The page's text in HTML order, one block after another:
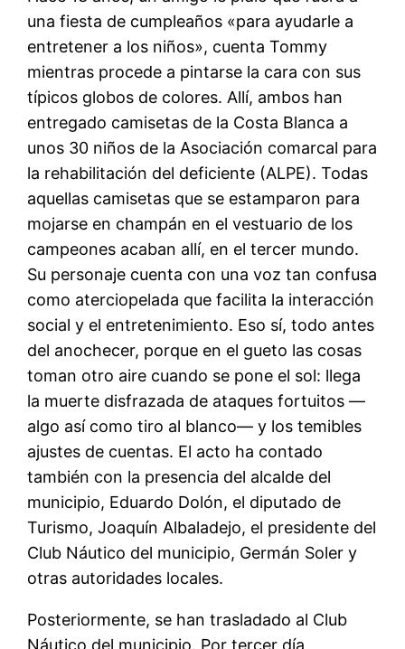
una fiesta de cumpleaños «para ayudarle a
entretener a los niños», cuenta Tommy
mientras procede a pintarse la cara con sus
típicos globos de colores. Allí, ambos han
entregado camisetas de la Costa Blanca a
unos 30 niños de la Asociación comarcal para
la rehabilitación del deficiente (ALPE). Todas
aquellas camisetas que se estamparon para
mojarse en champán en el vestuario de los
campeones acaban allí, en el tercer mundo.
Su personaje cuenta con una voz tan confusa
como aterciopelada que facilita la interacción
social y el entretenimiento. Eso sí, todo antes
del anochecer, porque en el gueto las cosas
toman otro aire cuando se pone el sol: llega
la muerte disfrazada de ataques fortuitos —
algo así como tiro al blanco— y los temibles
ajustes de cuentas. El acto ha contado
también con la presencia del alcalde del
municipio, Eduardo Dolón, el diputado de
Turismo, Joaquín Albaladejo, el presidente del
Club Náutico del municipio, Germán Soler y
otras autoridades locales.
Posteriormente, se han trasladado al Club
Náutico del municipio. Por tercer día